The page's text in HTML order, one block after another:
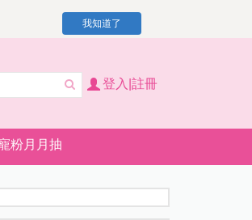
我知道了
登入|註冊
粉月月抽